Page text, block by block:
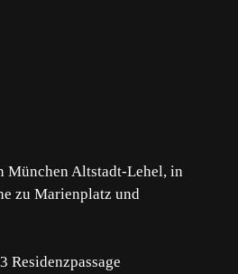
München Altstadt-Lehel, in
zu Marienplatz und
Residenzpassage